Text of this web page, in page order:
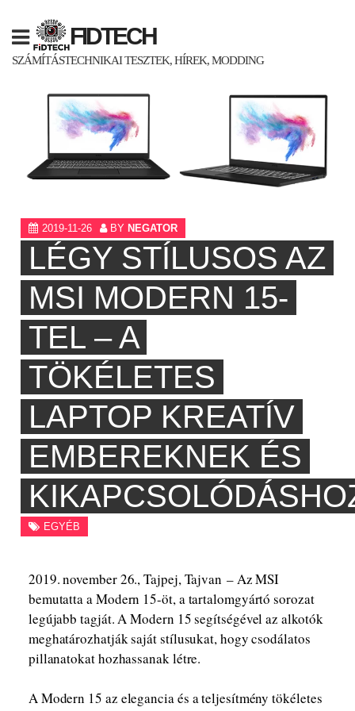
content
FIDTECH
SZÁMÍTÁSTECHNIKAI TESZTEK, HÍREK, MODDING
2019-11-26 BY NEGATOR
LÉGY STÍLUSOS AZ
MSI MODERN 15-
TEL – A
TÖKÉLETES
LAPTOP KREATÍV
EMBEREKNEK ÉS
EGYÉB
2019. november 26., Tajpej, Tajvan – Az MSI
bemutatta a Modern 15-öt, a tartalomgyártó sorozat
legújabb tagját. A Modern 15 segítségével az alkotók
meghatározhatják saját stílusukat, hogy csodálatos
pillanatokat hozhassanak létre.
A Modern 15 az elegancia és a teljesítmény tökéletes